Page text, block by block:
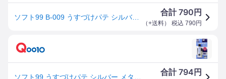
ソフト99 B-009 うすづけパテ シルバーメタリック 09009 【クリックポスト】
合計790 円
（+送料） 税込 790円
合計794 円